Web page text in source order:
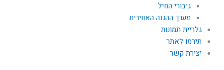
גיבורי החיל
מערך ההגנה האווירית
גלריית תמונות
תירמו לאתר
יצירת קשר